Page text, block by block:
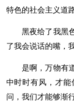
特色的社会主义道
黑夜给了我黑
了我会说话的嘴，
是啊，万物有
中时时有风，才
问，我们才能够渐